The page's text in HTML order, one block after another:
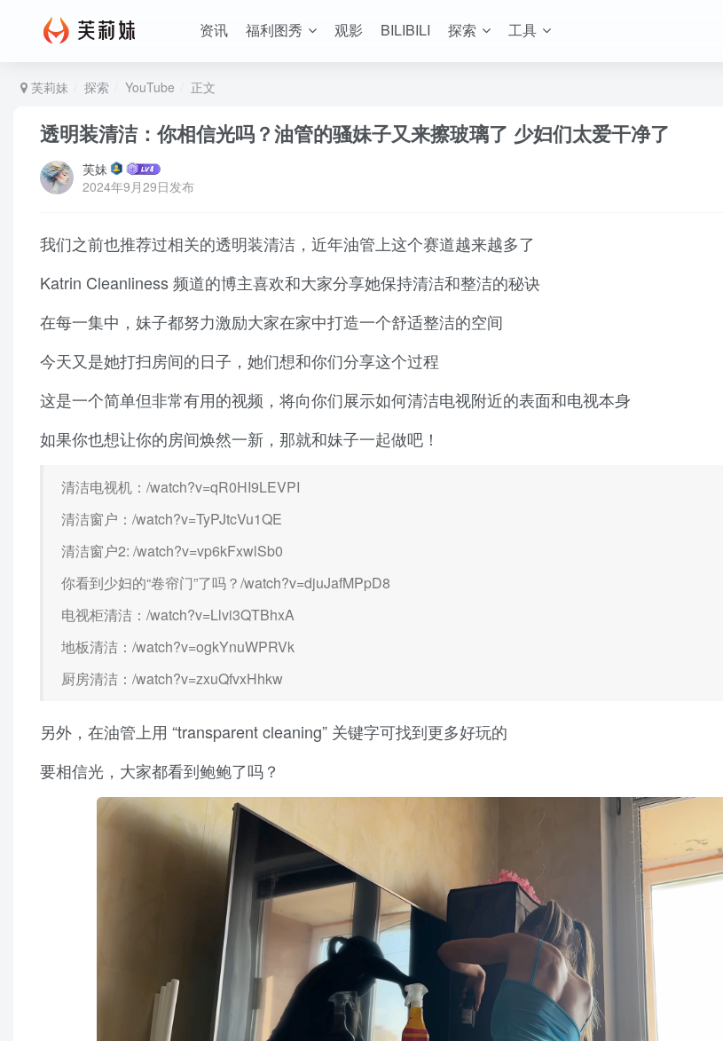
资讯 福利图秀 观影 BILIBILI 探索 工具
芙莉妹 探索 YouTube 正文
透明装清洁：你相信光吗？油管的骚妹子又来擦玻璃了 少妇们太爱干净了
芙妹
2024年9月29日发布
我们之前也推荐过相关的透明装清洁，近年油管上这个赛道越来越多了
Katrin Cleanliness 频道的博主喜欢和大家分享她保持清洁和整洁的秘诀
在每一集中，妹子都努力激励大家在家中打造一个舒适整洁的空间
今天又是她打扫房间的日子，她们想和你们分享这个过程
这是一个简单但非常有用的视频，将向你们展示如何清洁电视附近的表面和电视本身
如果你也想让你的房间焕然一新，那就和妹子一起做吧！
清洁电视机：/watch?v=qR0HI9LEVPI
清洁窗户：/watch?v=TyPJtcVu1QE
清洁窗户2: /watch?v=vp6kFxwlSb0
你看到少妇的“卷帘门”了吗？/watch?v=djuJafMPpD8
电视柜清洁：/watch?v=Llvi3QTBhxA
地板清洁：/watch?v=ogkYnuWPRVk
厨房清洁：/watch?v=zxuQfvxHhkw
另外，在油管上用 “transparent cleaning” 关键字可找到更多好玩的
要相信光，大家都看到鲍鲍了吗？